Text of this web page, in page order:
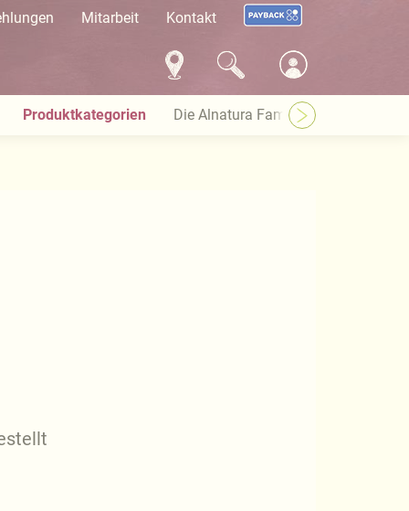
Mitarbeit Kontakt
Produktkategorien Die Alnatura Familie